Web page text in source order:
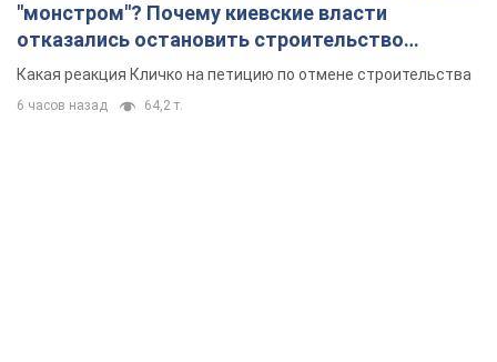
"монстром"? Почему киевские власти
отказались остановить строительство
небоскреба "московского верующего"
Какая реакция Кличко на петицию по отмене строительства
6 часов назад 64,2 т.